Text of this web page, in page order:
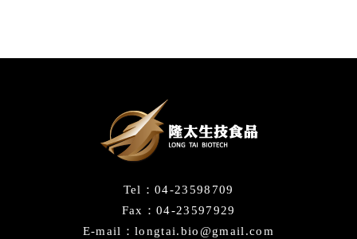
Tel：04-23598709
Fax：04-23597929
E-mail：longtai.bio@gmail.com